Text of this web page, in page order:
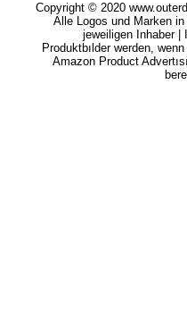
Copyright © 2020
Alle Logos und Marken
jeweiligen Inhaber |
Produktbılder werden,
Amazon Product